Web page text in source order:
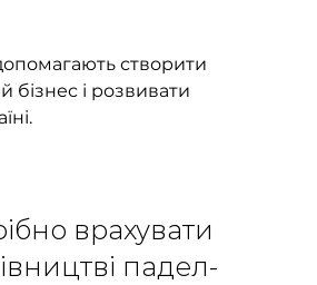
створити
бізнес і розвивати
врахувати
падел-